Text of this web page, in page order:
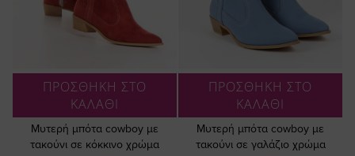
ΠΡΟΣΘΗΚΗ ΣΤΟ
ΚΑΛΑΘΙ
Μυτερή μπότα cowboy με
τακούνι σε κόκκινο χρώμα
ΠΡΟΣΘΗΚΗ ΣΤΟ
ΚΑΛΑΘΙ
Μυτερή μπότα cowboy με
τακούνι σε γαλάζιο χρώμα